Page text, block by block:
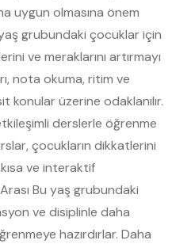
uygun olmasına önem
grubundaki çocuklar için
ve meraklarını artırmayı
nota okuma, ritim ve
üzerine odaklanılır.
derslerle öğrenme
çocukların dikkatlerini
ve interaktif
Bu yaş grubundaki
ve disiplinle daha
hazırdırlar. Daha